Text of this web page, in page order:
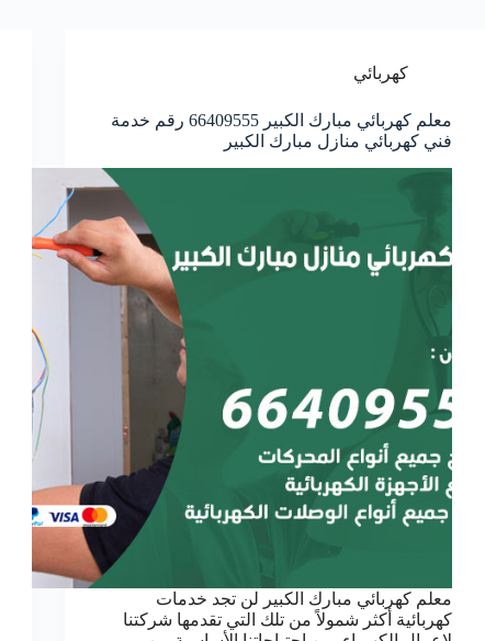
كهربائي
معلم كهربائي مبارك الكبير 66409555 رقم خدمة
فني كهربائي منازل مبارك الكبير
معلم كهربائي مبارك الكبير لن تجد خدمات
كهربائية أكثر شمولاً من تلك التي تقدمها شركتنا